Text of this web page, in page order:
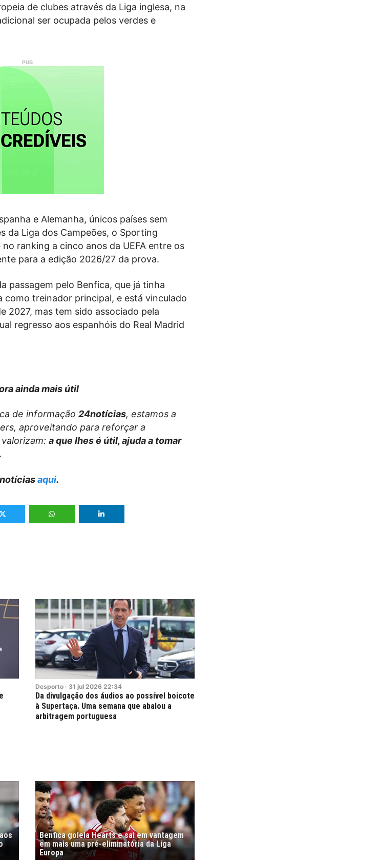
de clubes através da Liga inglesa, na
ser ocupada pelos verdes e
e Alemanha, únicos países sem
da Liga dos Campeões, o Sporting
ranking a cinco anos da UEFA entre os
para a edição 2026/27 da prova.
passagem pelo Benfica, que já tinha
como treinador principal, e está vinculado
2027, mas tem sido associado pela
regresso aos espanhóis do Real Madrid
ainda mais útil
de informação 24notícias, estamos a
aproveitando para reforçar a
a que lhes é útil, ajuda a tomar
aqui.
Desporto · 31 jul 2026 22:34
Da divulgação dos áudios ao possível boicote
à Supertaça. Uma semana que abalou a
arbitragem portuguesa
Benfica goleia Hearts e sai em vantagem
em mais uma pré-eliminatória da Liga
Europa